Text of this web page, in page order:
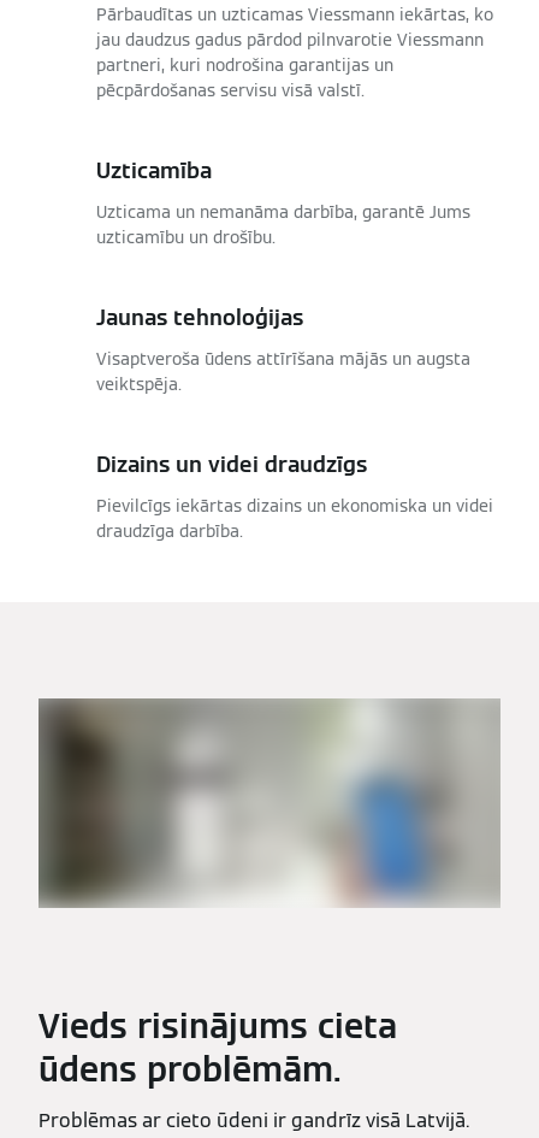
Pārbaudītas un uzticamas Viessmann iekārtas, ko
jau daudzus gadus pārdod pilnvarotie Viessmann
partneri, kuri nodrošina garantijas un
pēcpārdošanas servisu visā valstī.
Uzticamība
Uzticama un nemanāma darbība, garantē Jums
uzticamību un drošību.
Jaunas tehnoloģijas
Visaptveroša ūdens attīrīšana mājās un augsta
veiktspēja.
Dizains un videi draudzīgs
Pievilcīgs iekārtas dizains un ekonomiska un videi
draudzīga darbība.
Vieds risinājums cieta
ūdens problēmām.
Problēmas ar cieto ūdeni ir gandrīz visā Latvijā.